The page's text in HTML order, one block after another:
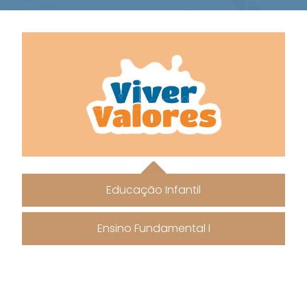
Ensino Fundamental I
Contato
Educação Infantil
Ensino Fundamental I